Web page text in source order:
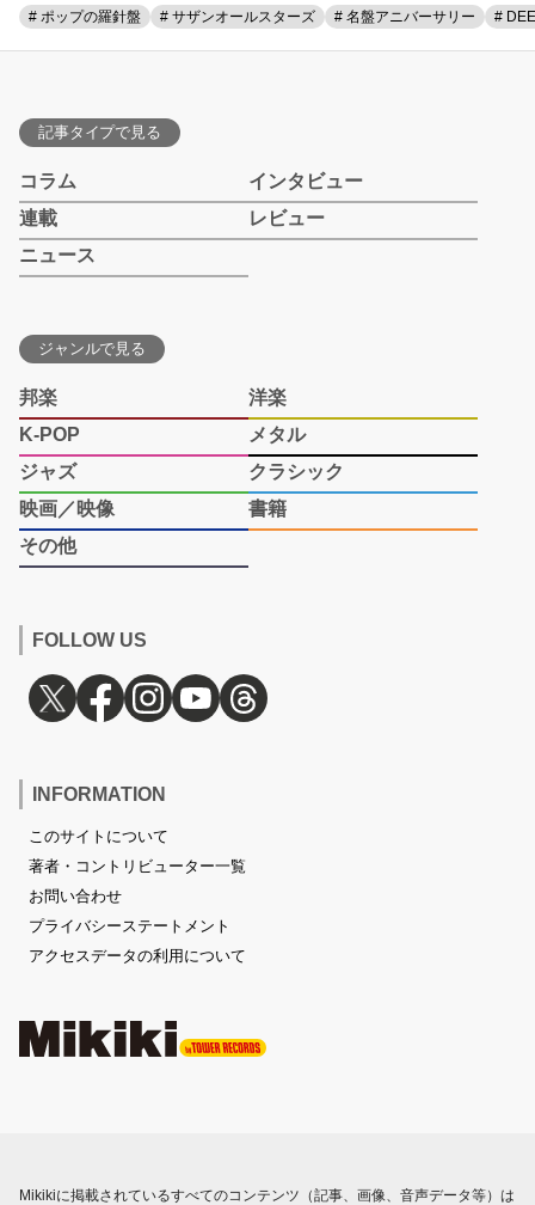
# ポップの羅針盤 # サザンオールスターズ # 名盤アニバーサリー #
記事タイプで見る
コラム
インタビュー
連載
レビュー
ニュース
ジャンルで見る
邦楽
洋楽
K-POP
メタル
ジャズ
クラシック
映画／映像
書籍
その他
FOLLOW US
INFORMATION
このサイトについて
著者・コントリビューター一覧
お問い合わせ
プライバシーステートメント
アクセスデータの利用について
Mikikiに掲載されているすべてのコンテンツ（記事、画像、音声データ等）は